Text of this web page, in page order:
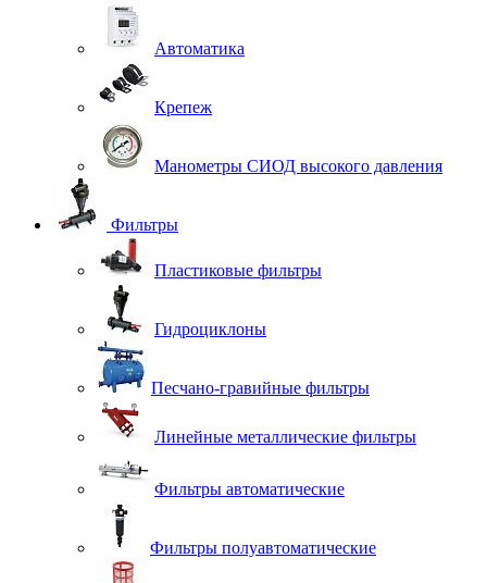
Автоматика
Крепеж
Манометры СИОД высокого давления
Фильтры
Пластиковые фильтры
Гидроциклоны
Песчано-гравийные фильтры
Линейные металлические фильтры
Фильтры автоматические
Фильтры полуавтоматические